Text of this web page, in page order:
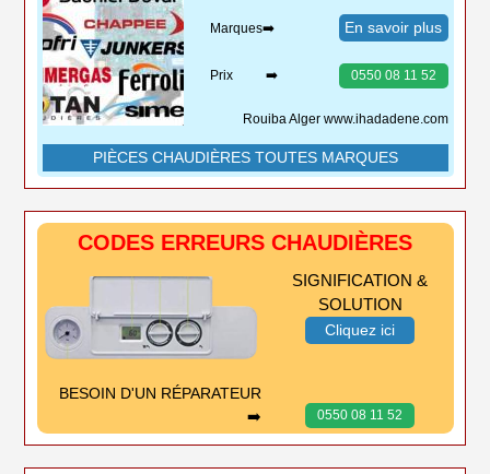
Marques➡️ En savoir plus
Prix ➡️ 0550 08 11 52
Rouiba Alger www.ihadadene.com
PIÈCES CHAUDIÈRES TOUTES MARQUES
CODES ERREURS CHAUDIÈRES
SIGNIFICATION &
SOLUTION
Cliquez ici
0550 08 11 52
BESOIN D'UN RÉPARATEUR
➡️